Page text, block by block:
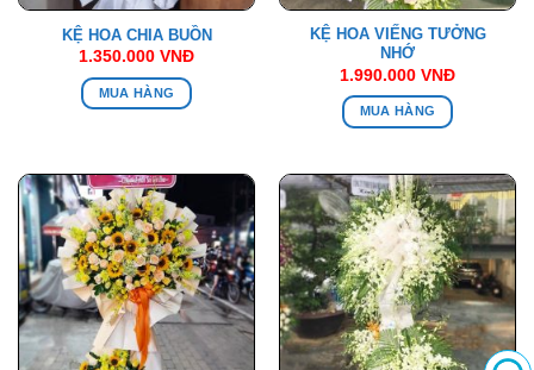
KỆ HOA CHIA BUỒN
1.350.000 VNĐ
MUA HÀNG
KỆ HOA VIẾNG TƯỞNG
NHỚ
1.990.000 VNĐ
MUA HÀNG